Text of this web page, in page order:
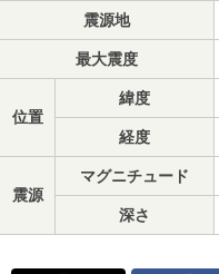
震源地
最大震度
位置
緯度
経度
震源
マグニチュード
深さ